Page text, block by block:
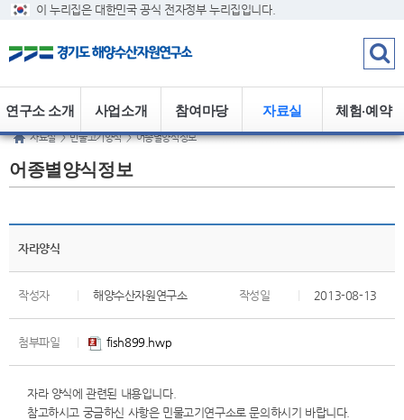
이 누리집은 대한민국 공식 전자정부 누리집입니다.
체험·예약
자료실
참여마당
사업소개
연구소 소개
자료실 > 민물고기양식 > 어종별양식정보
어종별양식정보
자라양식
작성자 해양수산자원연구소 작성일 2013-08-13
첨부파일 fish899.hwp
자라 양식에 관련된 내용입니다.
참고하시고 궁금하신 사항은 민물고기연구소로 문의하시기 바랍니다.